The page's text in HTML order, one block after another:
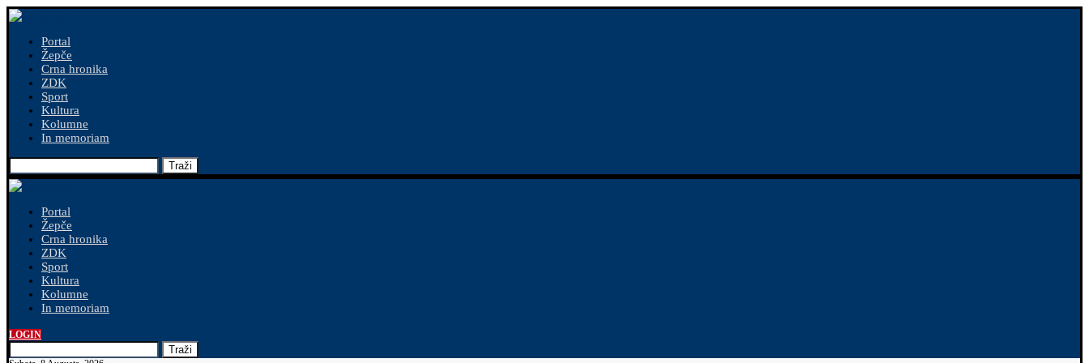
Portal
Žepče
Crna hronika
ZDK
Sport
Kultura
Kolumne
In memoriam
Traži
Portal
Žepče
Crna hronika
ZDK
Sport
Kultura
Kolumne
In memoriam
LOGIN
Traži